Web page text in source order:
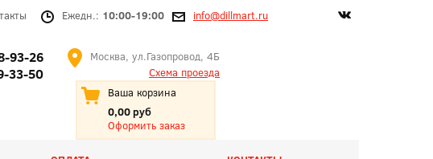
Ежедн.: 10:00-19:00 info@dillmart.ru
93-26
33-50
Москва, ул.Газопровод, 4Б
Схема проезда
Ваша корзина
0,00 руб
Оформить заказ